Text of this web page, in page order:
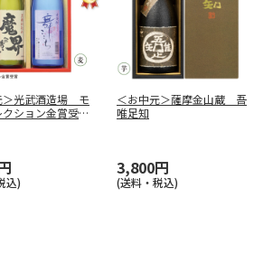
＞光武酒造場 モ
クション金賞受賞
込)
＜お中元＞薩摩金山蔵 吾
唯足知
3,800円
(送料・税込)